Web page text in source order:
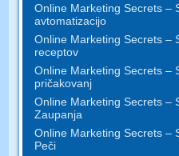
Online Marketing Secrets –
avtomatizacijo
Online Marketing Secrets –
receptov
Online Marketing Secrets –
pričakovanj
Online Marketing Secrets –
Zaupanja
Online Marketing Secrets –
Peči